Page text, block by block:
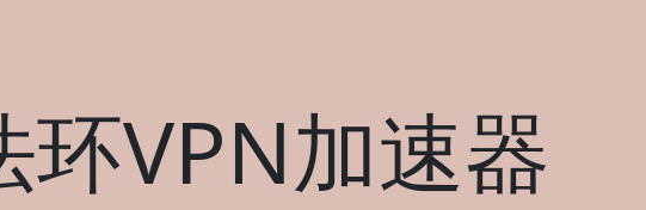
环VPN加速器